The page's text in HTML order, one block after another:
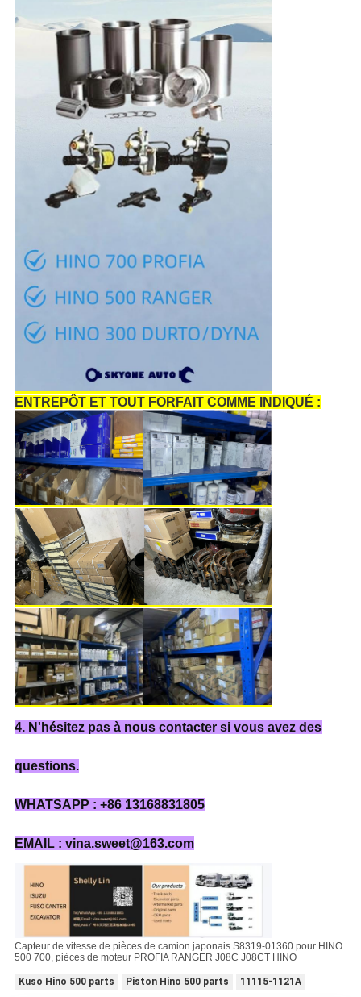
ENTREPÔT ET TOUT FORFAIT COMME INDIQUÉ :
4. N'hésitez pas à nous contacter si vous avez des
questions.
WHATSAPP : +86 13168831805
EMAIL : vina.sweet@163.com
Capteur de vitesse de pièces de camion japonais S8319-01360 pour HINO
500 700, pièces de moteur PROFIA RANGER J08C J08CT HINO
Kuso Hino 500 parts Piston Hino 500 parts 11115-1121A